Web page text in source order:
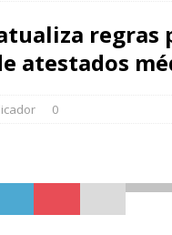
regras
atestados
0